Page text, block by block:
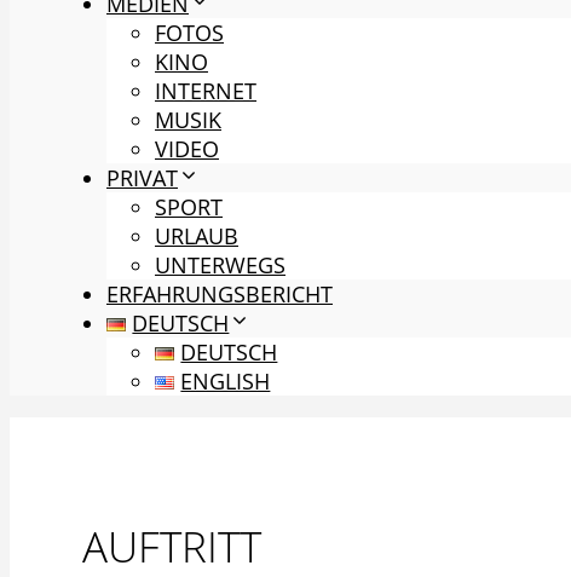
FOTOS
KINO
INTERNET
MUSIK
VIDEO
PRIVAT
SPORT
URLAUB
UNTERWEGS
ERFAHRUNGSBERICHT
DEUTSCH
DEUTSCH
ENGLISH
AUFTRITT